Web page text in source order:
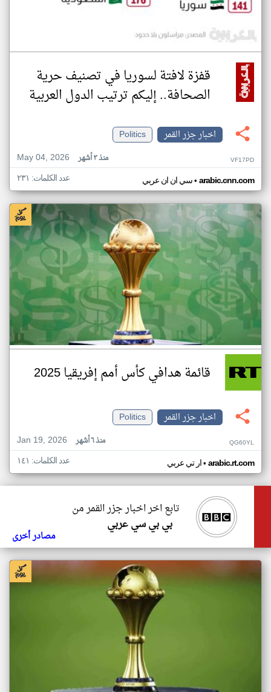
قفزة لافتة لسوريا في تصنيف حرية
الصحافة.. إليكم ترتيب الدول العربية
اخبار جزر القمر
Politics
May 04, 2026
منذ ٣ أشهر VF17PD
سي ان ان عربي• arabic.cnn.com عدد الكلمات: ٢٣١
قائمة هدافي كأس أمم إفريقيا 2025
اخبار جزر القمر
Politics
Jan 19, 2026
منذ ٦ أشهر QG60YL
ار تي عربي• arabic.rt.com عدد الكلمات: ١٤١
تابع اخر اخبار جزر القمر من
بي بي سي عربي
مصادر أخرى